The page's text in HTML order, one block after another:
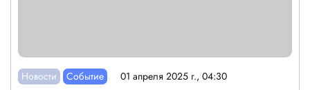
Новости Событие 01 апреля 2025 г., 04:30